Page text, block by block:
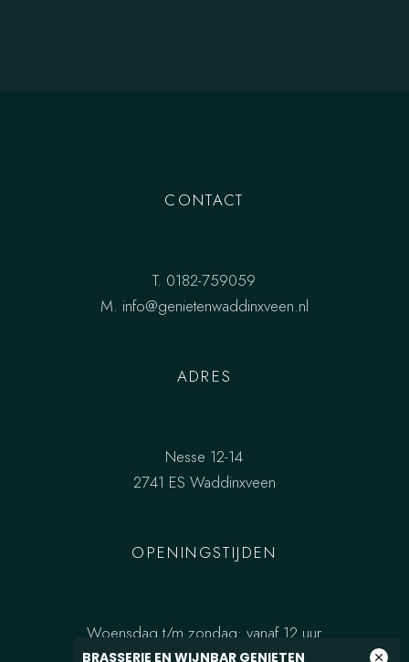
BRASSERIE EN WIJNBAR GENIETEN close
CONTACT
T. 0182-759059
M. info@genietenwaddinxveen.nl
ADRES
Nesse 12-14
2741 ES Waddinxveen
OPENINGSTIJDEN
Woensdag t/m zondag: vanaf 12 uur